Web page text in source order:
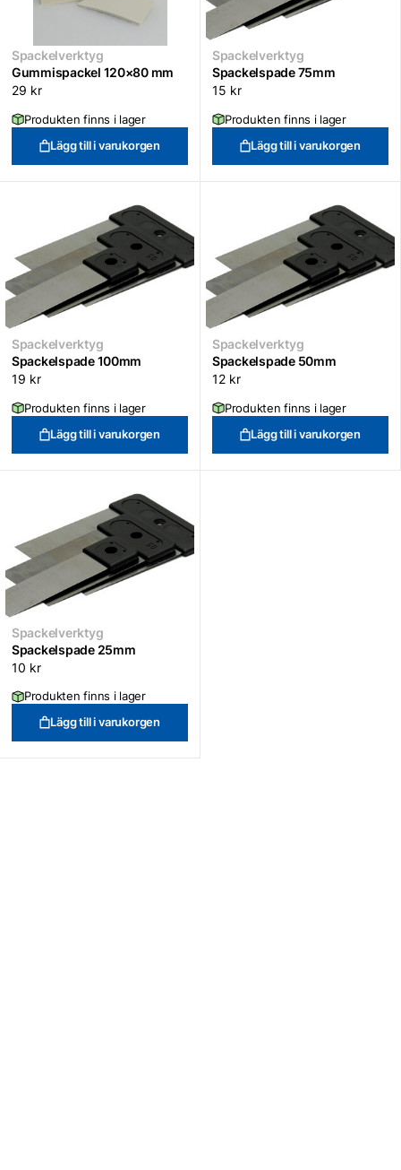
Spackelverktyg
Gummispackel 120×80 mm
29 kr
Produkten finns i lager
Lägg till i varukorgen
Spackelverktyg
Spackelspade 75mm
15 kr
Produkten finns i lager
Lägg till i varukorgen
Spackelverktyg
Spackelspade 100mm
19 kr
Produkten finns i lager
Lägg till i varukorgen
Spackelverktyg
Spackelspade 50mm
12 kr
Produkten finns i lager
Lägg till i varukorgen
Spackelverktyg
Spackelspade 25mm
10 kr
Produkten finns i lager
Lägg till i varukorgen